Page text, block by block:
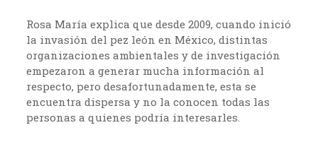
Rosa María explica que desde 2009, cuando inició
la invasión del pez león en México, distintas
organizaciones ambientales y de investigación
empezaron a generar mucha información al
respecto, pero desafortunadamente, esta se
encuentra dispersa y no la conocen todas las
personas a quienes podría interesarles.